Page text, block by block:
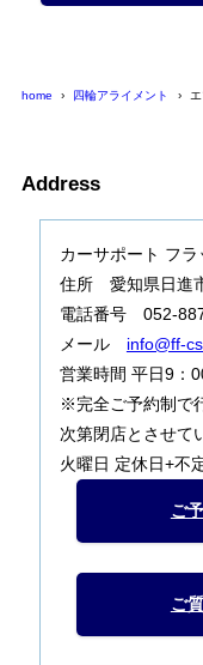
home 四輪アライメント
Address
カーサポート フラ
住所 愛知県日進
電話番号 052-
メール info@ff-
営業時間 平日9：
※完全ご予約制で
次第閉店とさせて
火曜日 定休日+不
ご
ご